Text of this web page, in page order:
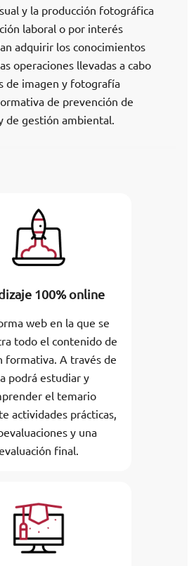
y la producción fotográfica
laboral o por interés
adquirir los conocimientos
operaciones llevadas a cabo
de imagen y fotografía
de prevención de
de gestión ambiental.
100% online
web en la que se
todo el contenido de
formativa. A través de
podrá estudiar y
el temario
actividades prácticas,
y una
final.